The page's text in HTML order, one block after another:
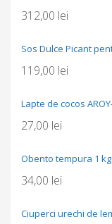
312,00 lei
Sos Dulce Picant
119,00 lei
Lapte de cocos
27,00 lei
Obento tempura 1 kg
34,00 lei
Ciuperci urechi de